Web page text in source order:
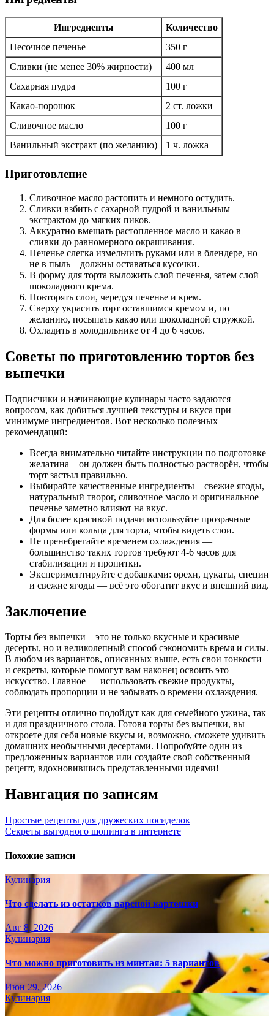
Ингредиенты
Количество
Песочное печенье
350 г
Сливки (не менее 30% жирности)
400 мл
Сахарная пудра
100 г
Какао-порошок
2 ст. ложки
Сливочное масло
100 г
Ванильный экстракт (по желанию)
1 ч. ложка
Приготовление
Сливочное масло растопить и немного остудить.
Сливки взбить с сахарной пудрой и ванильным
экстрактом до мягких пиков.
Аккуратно вмешать растопленное масло и какао в
сливки до равномерного окрашивания.
Печенье слегка измельчить руками или в блендере, но
не в пыль – должны оставаться кусочки.
В форму для торта выложить слой печенья, затем слой
шоколадного крема.
Повторять слои, чередуя печенье и крем.
Сверху украсить торт оставшимся кремом и, по
желанию, посыпать какао или шоколадной стружкой.
Охладить в холодильнике от 4 до 6 часов.
Советы по приготовлению тортов без
выпечки
Подписчики и начинающие кулинары часто задаются
вопросом, как добиться лучшей текстуры и вкуса при
минимуме ингредиентов. Вот несколько полезных
рекомендаций:
Всегда внимательно читайте инструкции по подготовке
желатина – он должен быть полностью растворён, чтобы
торт застыл правильно.
Выбирайте качественные ингредиенты – свежие ягоды,
натуральный творог, сливочное масло и оригинальное
печенье заметно влияют на вкус.
Для более красивой подачи используйте прозрачные
формы или кольца для торта, чтобы видеть слои.
Не пренебрегайте временем охлаждения —
большинство таких тортов требуют 4-6 часов для
стабилизации и пропитки.
Экспериментируйте с добавками: орехи, цукаты, специи
и свежие ягоды — всё это обогатит вкус и внешний вид.
Заключение
Торты без выпечки – это не только вкусные и красивые
десерты, но и великолепный способ сэкономить время и силы.
В любом из вариантов, описанных выше, есть свои тонкости
и секреты, которые помогут вам наконец освоить это
искусство. Главное — использовать свежие продукты,
соблюдать пропорции и не забывать о времени охлаждения.
Эти рецепты отлично подойдут как для семейного ужина, так
и для праздничного стола. Готовя торты без выпечки, вы
откроете для себя новые вкусы и, возможно, сможете удивить
домашних необычными десертами. Попробуйте один из
предложенных вариантов или создайте свой собственный
рецепт, вдохновившись представленными идеями!
Навигация по записям
Простые рецепты для дружеских посиделок
Секреты выгодного шопинга в интернете
Похожие записи
Кулинария
Что сделать из остатков вареной картошки
Авг 8, 2026
Кулинария
Что можно приготовить из минтая: 5 вариантов
Июн 29, 2026
Кулинария